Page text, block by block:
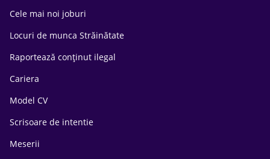
Cele mai noi joburi
Locuri de munca Străinătate
Raportează conținut ilegal
Cariera
Model CV
Scrisoare de intentie
Meserii